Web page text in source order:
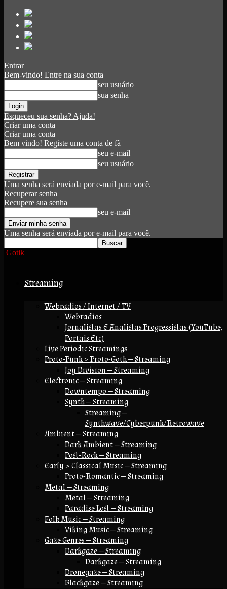
Entrar
Bem-vindo! Entre na sua conta
seu usuário
sua senha
Esqueceu sua senha? Ajuda!
Criar uma conta
Criar uma conta
Bem vindo! Registe uma conta de fã
seu e-mail
seu usuário
Uma senha será enviada por e-mail para você.
Recuperar senha
Recupere sua senha
seu e-mail
Uma senha será enviada por e-mail para você.
Gotik
Streaming
Webradios / Internet / TV
Webradios
Jornalistas E Analistas Progressistas (YouTube,
Portais Etc)
Live Periodic Streamings
Proto-Punk > Proto-Goth — Streaming
Joy Division — Streaming
Electronic — Streaming
Downtempo — Streaming
Synth — Streaming
Streaming —
Synthwave/Cyberpunk/Retrowave
Ambient — Streaming
Dark Ambient — Streaming
Post-Rock — Streaming
Early > Classical Music — Streaming
Proto-Romantic — Streaming
Metal — Streaming
Metal — Streaming
Paradise Lost — Streaming
Folk Music — Streaming
Viking Music — Streaming
Gaze Genres — Streaming
Darkgaze — Streaming
Darkgaze — Streaming
Dronegaze — Streaming
Blackgaze — Streaming